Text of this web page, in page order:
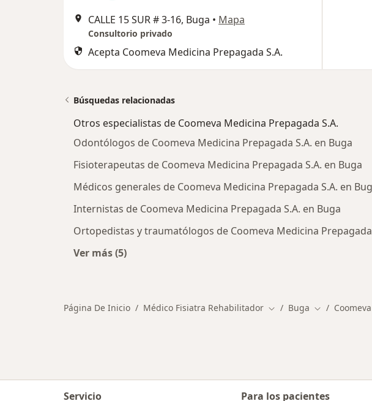
CALLE 15 SUR # 3‐16, Buga • Mapa
Consultorio privado
Acepta Coomeva Medicina Prepagada S.A.
Búsquedas relacionadas
Otros especialistas de Coomeva Medicina Prepagada S.A.
Odontólogos de Coomeva Medicina Prepagada S.A. en Buga
Fisioterapeutas de Coomeva Medicina Prepagada S.A. en Buga
Médicos generales de Coomeva Medicina Prepagada S.A. en
Internistas de Coomeva Medicina Prepagada S.A. en Buga
Ortopedistas y traumatólogos de Coomeva Medicina Prepagada
Ver más (5)
Página De Inicio Médico Fisiatra Rehabilitador Cambiar de ciudad
Buga Cambiar de
Servicio Para los pacientes